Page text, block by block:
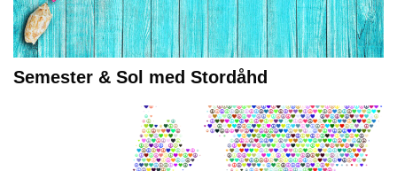
Semester & Sol med Stordåhd